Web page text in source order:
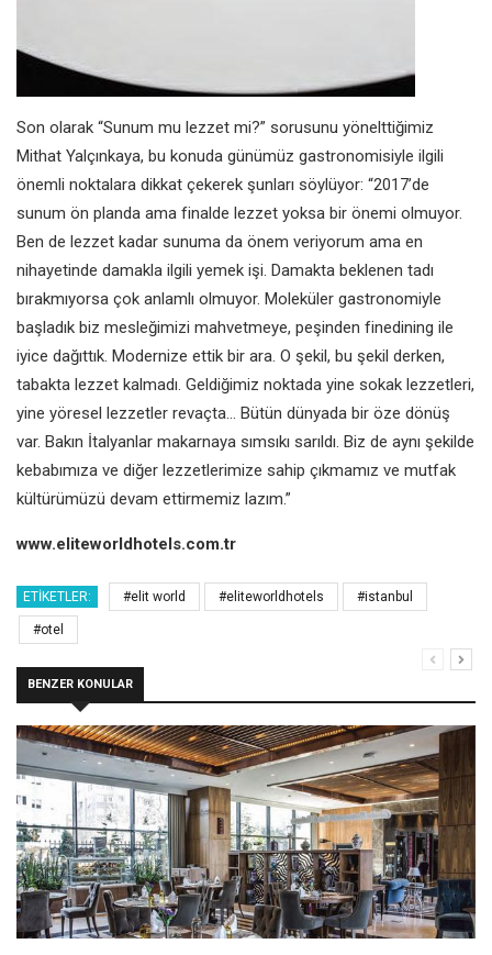
Son olarak “Sunum mu lezzet mi?” sorusunu yönelttiğimiz
Mithat Yalçınkaya, bu konuda günümüz gastronomisiyle ilgili
önemli noktalara dikkat çekerek şunları söylüyor: “2017’de
sunum ön planda ama finalde lezzet yoksa bir önemi olmuyor.
Ben de lezzet kadar sunuma da önem veriyorum ama en
nihayetinde damakla ilgili yemek işi. Damakta beklenen tadı
bırakmıyorsa çok anlamlı olmuyor. Moleküler gastronomiyle
başladık biz mesleğimizi mahvetmeye, peşinden finedining ile
iyice dağıttık. Modernize ettik bir ara. O şekil, bu şekil derken,
tabakta lezzet kalmadı. Geldiğimiz noktada yine sokak lezzetleri,
yine yöresel lezzetler revaçta… Bütün dünyada bir öze dönüş
var. Bakın İtalyanlar makarnaya sımsıkı sarıldı. Biz de aynı şekilde
kebabımıza ve diğer lezzetlerimize sahip çıkmamız ve mutfak
kültürümüzü devam ettirmemiz lazım.”
www.eliteworldhotels.com.tr
ETIKETLER: #elit world #eliteworldhotels #istanbul
#otel
BENZER KONULAR